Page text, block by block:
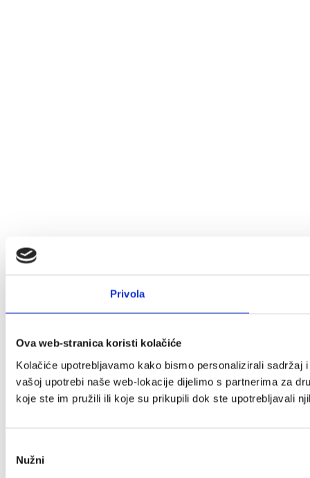
Privola
Ova web-stranica koristi kolačiće
Kolačiće upotrebljavamo kako bismo personalizirali
vašoj upotrebi naše web-lokacije dijelimo s partnerima za
koje ste im pružili ili koje su prikupili dok ste upotrebljavali
pristanka
Nužni